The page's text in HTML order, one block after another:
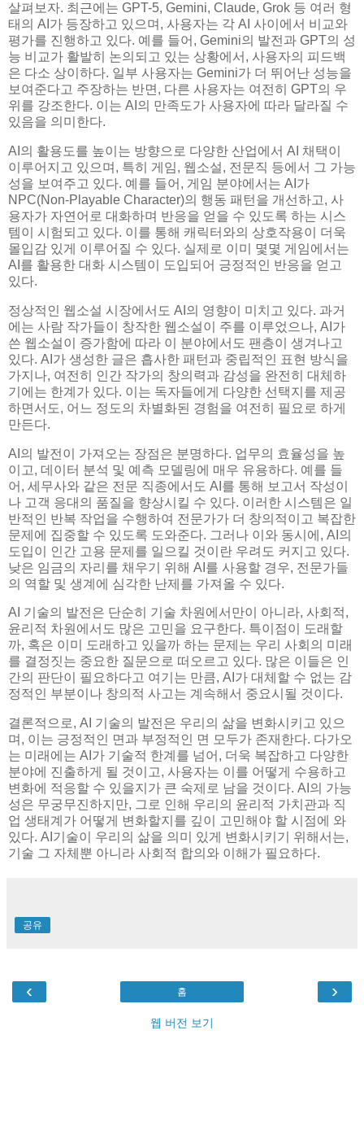
살펴보자. 최근에는 GPT-5, Gemini, Claude, Grok 등 여러 형
태의 AI가 등장하고 있으며, 사용자는 각 AI 사이에서 비교와
평가를 진행하고 있다. 예를 들어, Gemini의 발전과 GPT의 성
능 비교가 활발히 논의되고 있는 상황에서, 사용자의 피드백
은 다소 상이하다. 일부 사용자는 Gemini가 더 뛰어난 성능을
보여준다고 주장하는 반면, 다른 사용자는 여전히 GPT의 우
위를 강조한다. 이는 AI의 만족도가 사용자에 따라 달라질 수
있음을 의미한다.
AI의 활용도를 높이는 방향으로 다양한 산업에서 AI 채택이
이루어지고 있으며, 특히 게임, 웹소설, 전문직 등에서 그 가능
성을 보여주고 있다. 예를 들어, 게임 분야에서는 AI가
NPC(Non-Playable Character)의 행동 패턴을 개선하고, 사
용자가 자연어로 대화하며 반응을 얻을 수 있도록 하는 시스
템이 시험되고 있다. 이를 통해 캐릭터와의 상호작용이 더욱
몰입감 있게 이루어질 수 있다. 실제로 이미 몇몇 게임에서는
AI를 활용한 대화 시스템이 도입되어 긍정적인 반응을 얻고
있다.
정상적인 웹소설 시장에서도 AI의 영향이 미치고 있다. 과거
에는 사람 작가들이 창작한 웹소설이 주를 이루었으나, AI가
쓴 웹소설이 증가함에 따라 이 분야에서도 팬층이 생겨나고
있다. AI가 생성한 글은 흡사한 패턴과 중립적인 표현 방식을
가지나, 여전히 인간 작가의 창의력과 감성을 완전히 대체하
기에는 한계가 있다. 이는 독자들에게 다양한 선택지를 제공
하면서도, 어느 정도의 차별화된 경험을 여전히 필요로 하게
만든다.
AI의 발전이 가져오는 장점은 분명하다. 업무의 효율성을 높
이고, 데이터 분석 및 예측 모델링에 매우 유용하다. 예를 들
어, 세무사와 같은 전문 직종에서도 AI를 통해 보고서 작성이
나 고객 응대의 품질을 향상시킬 수 있다. 이러한 시스템은 일
반적인 반복 작업을 수행하여 전문가가 더 창의적이고 복잡한
문제에 집중할 수 있도록 도와준다. 그러나 이와 동시에, AI의
도입이 인간 고용 문제를 일으킬 것이란 우려도 커지고 있다.
낮은 임금의 자리를 채우기 위해 AI를 사용할 경우, 전문가들
의 역할 및 생계에 심각한 난제를 가져올 수 있다.
AI 기술의 발전은 단순히 기술 차원에서만이 아니라, 사회적,
윤리적 차원에서도 많은 고민을 요구한다. 특이점이 도래할
까, 혹은 이미 도래하고 있을까 하는 문제는 우리 사회의 미래
를 결정짓는 중요한 질문으로 떠오르고 있다. 많은 이들은 인
간의 판단이 필요하다고 여기는 만큼, AI가 대체할 수 없는 감
정적인 부분이나 창의적 사고는 계속해서 중요시될 것이다.
결론적으로, AI 기술의 발전은 우리의 삶을 변화시키고 있으
며, 이는 긍정적인 면과 부정적인 면 모두가 존재한다. 다가오
는 미래에는 AI가 기술적 한계를 넘어, 더욱 복잡하고 다양한
분야에 진출하게 될 것이고, 사용자는 이를 어떻게 수용하고
변화에 적응할 수 있을지가 큰 숙제로 남을 것이다. AI의 가능
성은 무궁무진하지만, 그로 인해 우리의 윤리적 가치관과 직
업 생태계가 어떻게 변화할지를 깊이 고민해야 할 시점에 와
있다. AI기술이 우리의 삶을 의미 있게 변화시키기 위해서는,
기술 그 자체뿐 아니라 사회적 합의와 이해가 필요하다.
공유
‹ ›
홈
웹 버전 보기